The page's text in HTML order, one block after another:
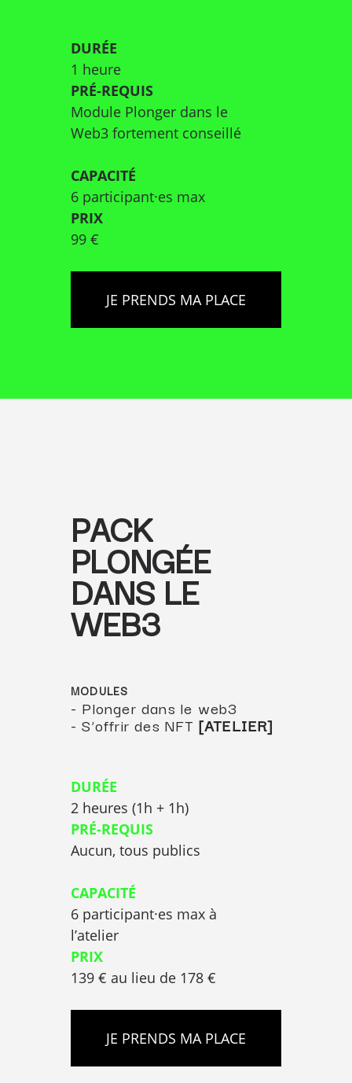
DURÉE
1 heure
PRÉ-REQUIS
Module Plonger dans le
Web3 fortement conseillé
CAPACITÉ
6 participant·es max
PRIX
99 €
JE PRENDS MA PLACE
PACK
PLONGÉE
DANS LE
WEB3
MODULES
- Plonger dans le web3
- S’offrir des NFT [ATELIER]
DURÉE
2 heures (1h + 1h)
PRÉ-REQUIS
Aucun, tous publics
CAPACITÉ
6 participant·es max à
l’atelier
PRIX
139 € au lieu de 178 €
JE PRENDS MA PLACE